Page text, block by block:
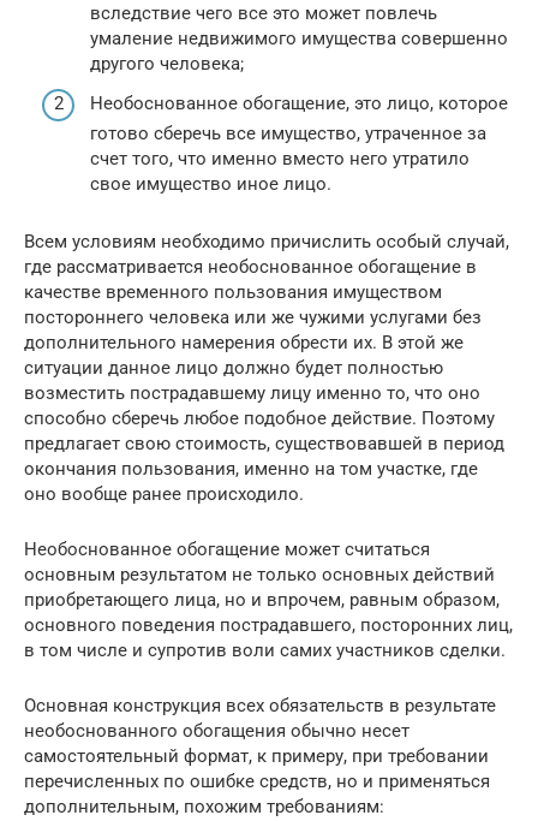
вследствие чего все это может повлечь
умаление недвижимого имущества совершенно
другого человека;
Необоснованное обогащение, это лицо, которое
готово сберечь все имущество, утраченное за
счет того, что именно вместо него утратило
свое имущество иное лицо.
Всем условиям необходимо причислить особый случай,
где рассматривается необоснованное обогащение в
качестве временного пользования имуществом
постороннего человека или же чужими услугами без
дополнительного намерения обрести их. В этой же
ситуации данное лицо должно будет полностью
возместить пострадавшему лицу именно то, что оно
способно сберечь любое подобное действие. Поэтому
предлагает свою стоимость, существовавшей в период
окончания пользования, именно на том участке, где
оно вообще ранее происходило.
Необоснованное обогащение может считаться
основным результатом не только основных действий
приобретающего лица, но и впрочем, равным образом,
основного поведения пострадавшего, посторонних лиц,
в том числе и супротив воли самих участников сделки.
Основная конструкция всех обязательств в результате
необоснованного обогащения обычно несет
самостоятельный формат, к примеру, при требовании
перечисленных по ошибке средств, но и применяться
дополнительным, похожим требованиям: